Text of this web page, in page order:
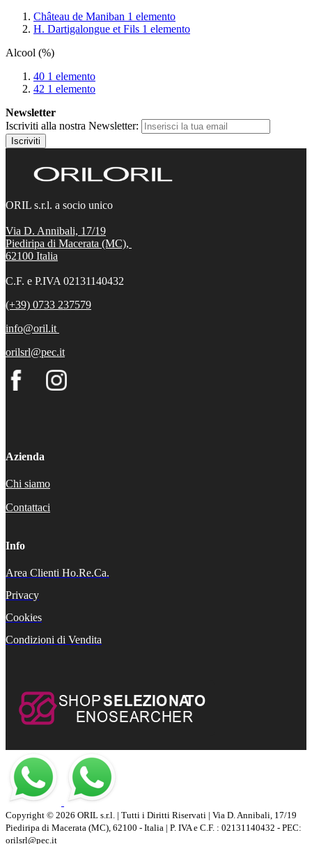
Château de Maniban 1 elemento
H. Dartigalongue et Fils 1 elemento
Alcool (%)
40 1 elemento
42 1 elemento
Newsletter
Iscriviti alla nostra Newsletter:
Iscriviti
ORIL s.r.l. a socio unico
Via D. Annibali, 17/19
Piediripa di Macerata (MC),
62100 Italia
C.F. e P.IVA 02131140432
(+39) 0733 237579
info@oril.it
orilsrl@pec.it
Azienda
Chi siamo
Contattaci
Info
Area Clienti Ho.Re.Ca.
Privacy
Cookies
Condizioni di Vendita
Copyright © 2026 ORIL s.r.l. | Tutti i Diritti Riservati | Via D. Annibali, 17/19
Piediripa di Macerata (MC), 62100 - Italia | P. IVA e C.F. : 02131140432 - PEC:
orilsrl@pec.it